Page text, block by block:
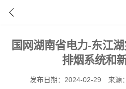
国网湖南省电力-东江
排烟系统和
发布日期：2024-02-29 来源